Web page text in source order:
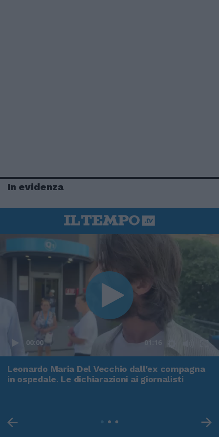
In evidenza
00:00 01:16
Leonardo Maria Del Vecchio dall'ex compagna
in ospedale. Le dichiarazioni ai giornalisti